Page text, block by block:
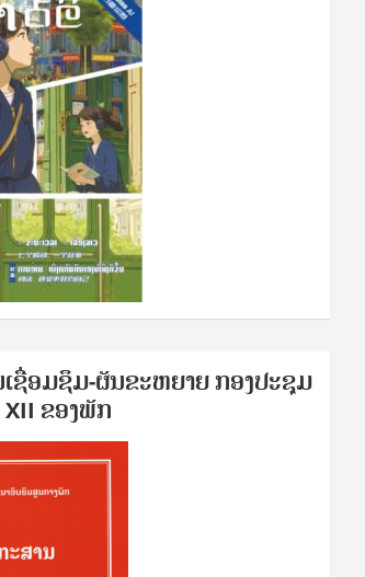
ເຊ​ື່ອມ​ຊ​ຶມ-ຜັນ​ຂະ​ຫ​ຍາຍ ກອງ​ປະ​ຊຸມ​
ຂອງ​ພັກ